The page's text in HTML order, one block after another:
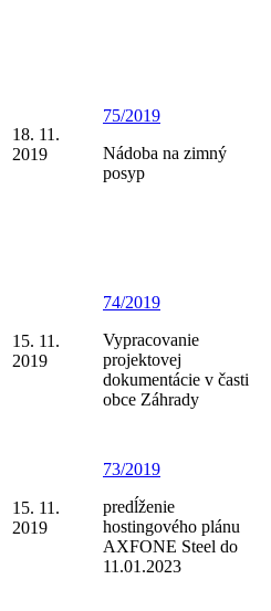
18. 11.
2019
75/2019
Nádoba na zimný
posyp
15. 11.
2019
74/2019
Vypracovanie
projektovej
dokumentácie v časti
obce Záhrady
15. 11.
2019
73/2019
predĺženie
hostingového plánu
AXFONE Steel do
11.01.2023